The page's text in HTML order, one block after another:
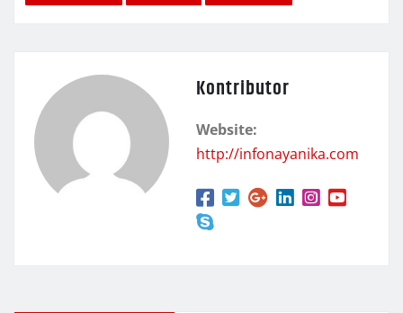
Kontributor
Website:
http://infonayanika.com